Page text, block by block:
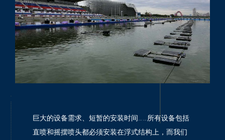
巨大的设备需求、短暂的安装时间……所有设备包括
直喷和摇摆喷头都必须安装在浮式结构上，而我们